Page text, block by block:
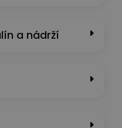
a nádrží